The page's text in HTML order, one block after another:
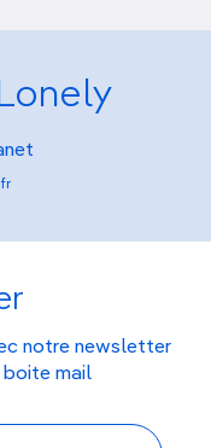
notre newsletter
mail